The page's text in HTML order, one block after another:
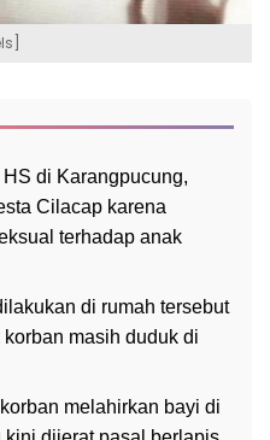
di Karangpucung,
Cilacap karena
terhadap anak
di rumah tersebut
masih duduk di
melahirkan bayi di